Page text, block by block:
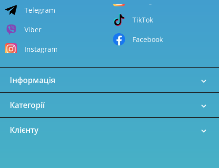
Telegram
Viber
Instagram
TikTok
Facebook
Інформація
Категорії
Клієнту